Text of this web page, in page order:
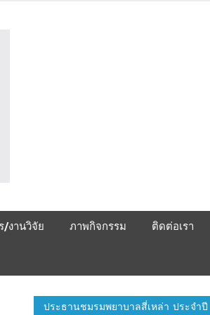
ชมรมพยาบาล
/งานวิจัย ภาพกิจกรรม ติดต่อเรา
ประธานชมรมพยาบาลสี่เหล่า ประจำปี